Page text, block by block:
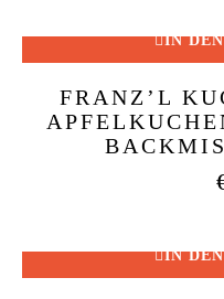
IN
FRANZ’L
IN